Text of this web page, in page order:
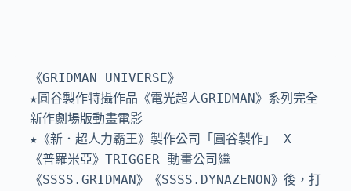
《GRIDMAN UNIVERSE》
★圓谷製作特攝作品《電光超人GRIDMAN》系列完全
新作劇場版動畫電影
★《新．超人力霸王》製作公司「圓谷製作」 X
《普羅米亞》TRIGGER 動畫公司繼
《SSSS.GRIDMAN》《SSSS.DYNAZENON》後，打